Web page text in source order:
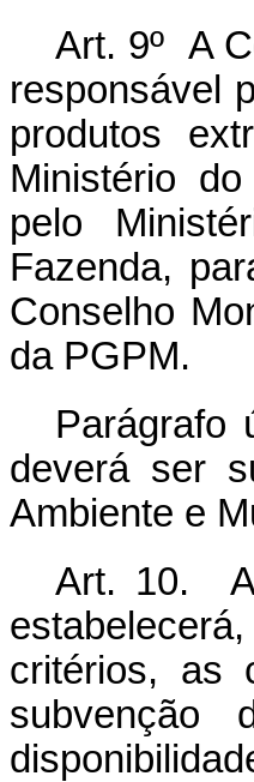
Art. 9º A
responsável
produtos
Ministério
pelo
Fazenda,
Conselho
da PGPM.
Parágrafo
deverá ser
Ambiente e
Art. 10.
critérios, as